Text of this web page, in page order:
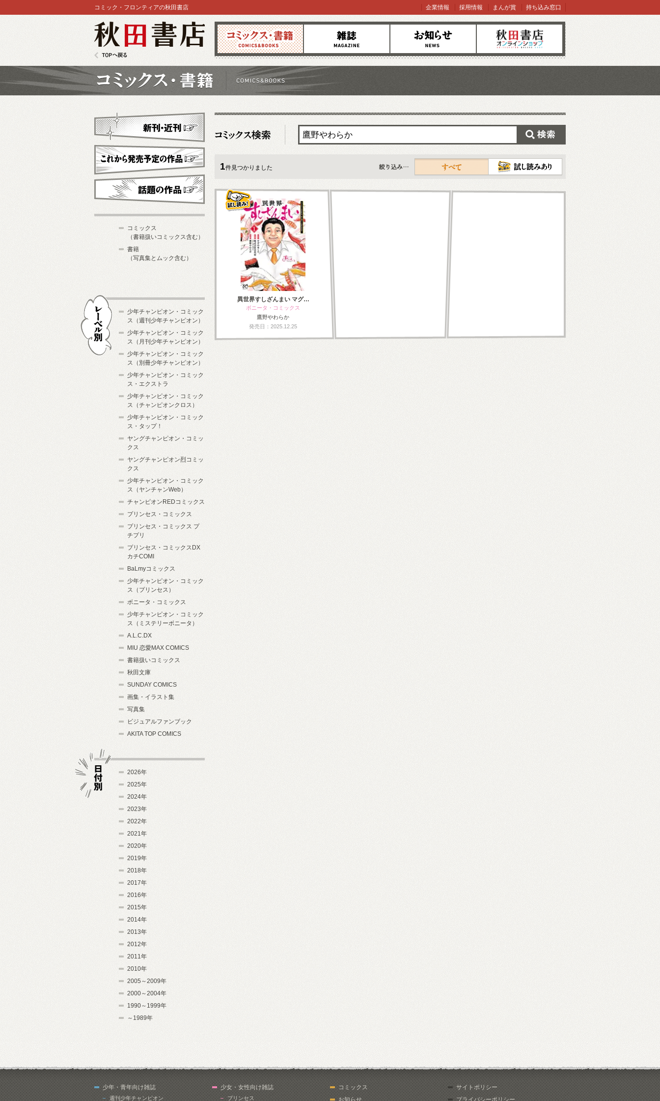
コミックス 雑誌 お知らせ オンラインショップ
コミック・フロンティアの秋田書店 企業情報 採用情報 まんが賞 持ち込み窓口
1件見つかりました
すべて
異世界すしざんまい マグ…
ボニータ・コミックス
鷹野やわらか
発売日：2025.12.25
新刊・近刊
これから発売予定
コミックス
（書籍扱いコミックス含む）
書籍
（写真集とムック含む）
少年チャンピオン・コミック
ス（週刊少年チャンピオン）
少年チャンピオン・コミック
ス（月刊少年チャンピオン）
少年チャンピオン・コミック
ス（別冊少年チャンピオン）
少年チャンピオン・コミック
ス・エクストラ
少年チャンピオン・コミック
ス（チャンピオンクロス）
少年チャンピオン・コミック
ス・タップ！
ヤングチャンピオン・コミッ
クス
ヤングチャンピオン烈コミッ
クス
少年チャンピオン・コミック
ス（ヤンチャンWeb）
チャンピオンREDコミックス
プリンセス・コミックス
プリンセス・コミックス プ
チプリ
プリンセス・コミックスDX
カチCOMI
BaLmyコミックス
少年チャンピオン・コミック
ス（プリンセス）
ボニータ・コミックス
少年チャンピオン・コミック
ス（ミステリーボニータ）
A.L.C.DX
MIU 恋愛MAX COMICS
書籍扱いコミックス
秋田文庫
SUNDAY COMICS
画集・イラスト集
写真集
ビジュアルファンブック
AKITA TOP COMICS
2026年
2025年
2024年
2023年
2022年
2021年
2020年
2019年
2018年
2017年
2016年
2015年
2014年
2013年
2012年
2011年
2010年
2005～2009年
2000～2004年
1990～1999年
～1989年
少年・青年向け雑誌
週刊少年チャンピオン
少女・女性向け雑誌
プリンセス
コミックス
お知らせ
サイトポリシー
プライバシーポリシー